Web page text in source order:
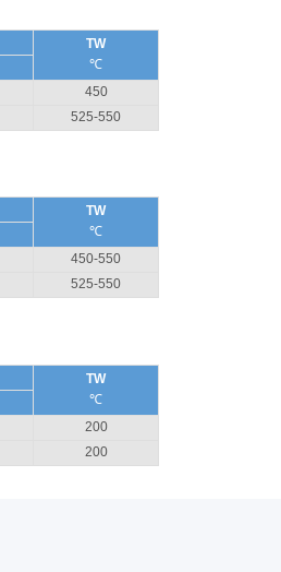
TW
℃
450
525-550
TW
℃
450-550
525-550
TW
℃
200
200